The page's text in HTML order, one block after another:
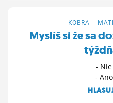
KOBRA
Myslíš si že sa
- Nie
- Ano